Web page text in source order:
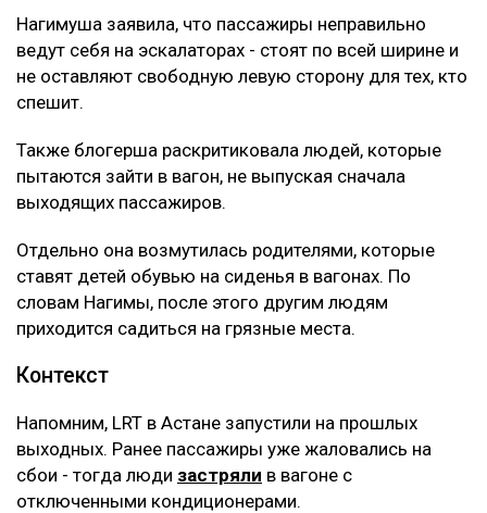
Нагимуша заявила, что пассажиры неправильно
ведут себя на эскалаторах - стоят по всей ширине и
не оставляют свободную левую сторону для тех, кто
спешит.
Также блогерша раскритиковала людей, которые
пытаются зайти в вагон, не выпуская сначала
выходящих пассажиров.
Отдельно она возмутилась родителями, которые
ставят детей обувью на сиденья в вагонах. По
словам Нагимы, после этого другим людям
приходится садиться на грязные места.
Контекст
Напомним, LRT в Астане запустили на прошлых
выходных. Ранее пассажиры уже жаловались на
сбои - тогда люди застряли в вагоне с
отключенными кондиционерами.